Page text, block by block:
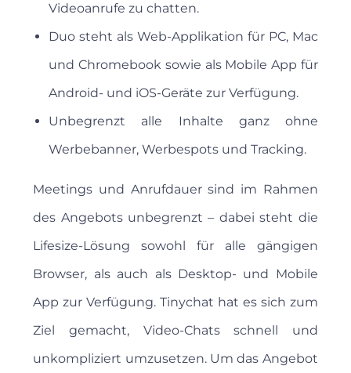
Videoanrufe zu chatten.
Duo steht als Web-Applikation für PC, Mac
und Chromebook sowie als Mobile App für
Android- und iOS-Geräte zur Verfügung.
Unbegrenzt alle Inhalte ganz ohne
Werbebanner, Werbespots und Tracking.
Meetings und Anrufdauer sind im Rahmen
des Angebots unbegrenzt – dabei steht die
Lifesize-Lösung sowohl für alle gängigen
Browser, als auch als Desktop- und Mobile
App zur Verfügung. Tinychat hat es sich zum
Ziel gemacht, Video-Chats schnell und
unkompliziert umzusetzen. Um das Angebot